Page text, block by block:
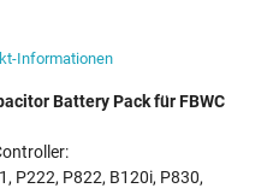
Informationen
Battery Pack für FBWC
P222, P822, B120i, P830,